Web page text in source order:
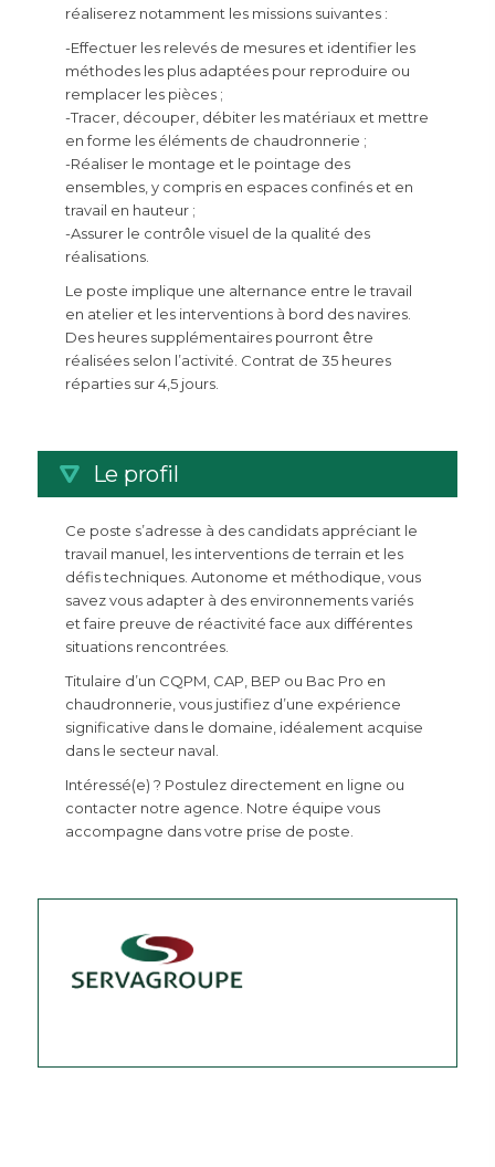
réaliserez notamment les missions suivantes :
-Effectuer les relevés de mesures et identifier les
méthodes les plus adaptées pour reproduire ou
remplacer les pièces ;
-Tracer, découper, débiter les matériaux et mettre
en forme les éléments de chaudronnerie ;
-Réaliser le montage et le pointage des
ensembles, y compris en espaces confinés et en
travail en hauteur ;
-Assurer le contrôle visuel de la qualité des
réalisations.
Le poste implique une alternance entre le travail
en atelier et les interventions à bord des navires.
Des heures supplémentaires pourront être
réalisées selon l’activité. Contrat de 35 heures
réparties sur 4,5 jours.
Le profil
Ce poste s’adresse à des candidats appréciant le
travail manuel, les interventions de terrain et les
défis techniques. Autonome et méthodique, vous
savez vous adapter à des environnements variés
et faire preuve de réactivité face aux différentes
situations rencontrées.
Titulaire d’un CQPM, CAP, BEP ou Bac Pro en
chaudronnerie, vous justifiez d’une expérience
significative dans le domaine, idéalement acquise
dans le secteur naval.
Intéressé(e) ? Postulez directement en ligne ou
contacter notre agence. Notre équipe vous
accompagne dans votre prise de poste.